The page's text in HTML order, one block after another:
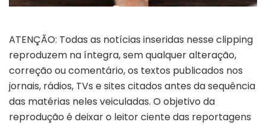
ATENÇÃO: Todas as notícias inseridas nesse clipping
reproduzem na íntegra, sem qualquer alteração,
correção ou comentário, os textos publicados nos
jornais, rádios, TVs e sites citados antes da sequência
das matérias neles veiculadas. O objetivo da
reprodução é deixar o leitor ciente das reportagens